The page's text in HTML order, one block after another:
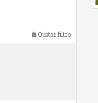
Quitar filtro